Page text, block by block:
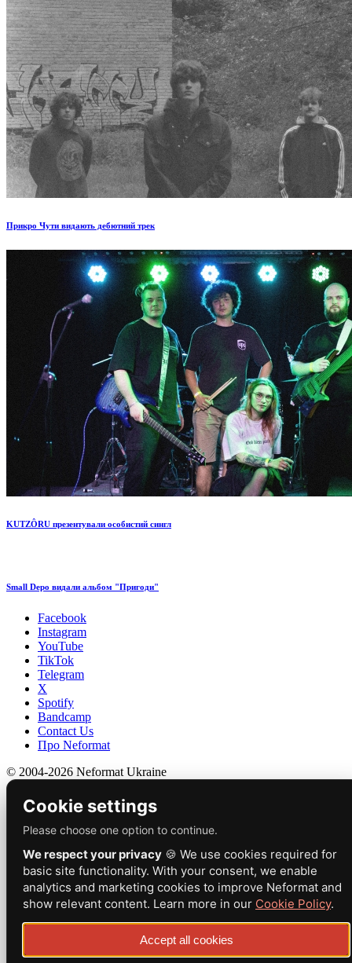
Прикро Чути видають дебютний трек
KUTZÔRU презентували особистий сингл
Small Depo видали альбом "Пригоди"
Facebook
Instagram
YouTube
TikTok
Telegram
X
Spotify
Bandcamp
Contact Us
Про Neformat
© 2004-2026 Neformat Ukraine
Cookie settings
Please choose one option to continue.
We respect your privacy 🍪 We use cookies required for
basic site functionality. With your consent, we enable
analytics and marketing cookies to improve Neformat and
show relevant content. Learn more in our Cookie Policy.
Accept all cookies